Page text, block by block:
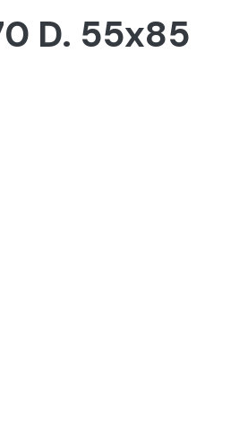
D. 55x85